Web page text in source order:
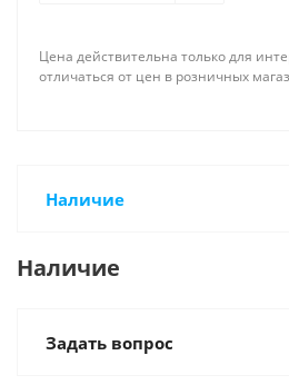
Цена действительна только для
отличаться от цен в розничных
Наличие
Наличие
Задать вопрос